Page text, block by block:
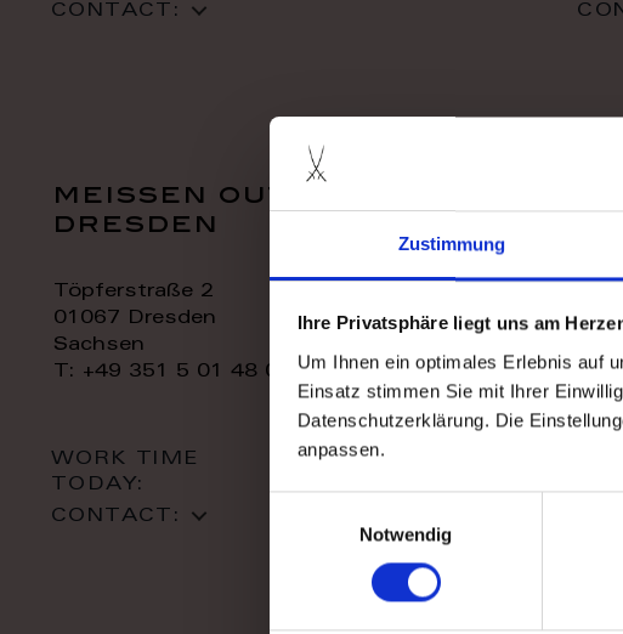
Zustimmung
Ihre Privatsphäre liegt uns am
Um Ihnen ein optimales Erlebnis auf
Einsatz stimmen Sie mit Ihrer
Datenschutzerklärung. Die
anpassen.
Notwendig
CONTACT:
meissen outlet
dresden
Töpferstraße 2
01067 Dresden
Sachsen
T: +49 351 5 01 48 06
WORK TIME
TODAY:
CONTACT:
Kiev